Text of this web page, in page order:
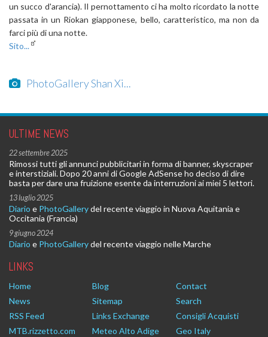
un succo d'arancia). Il pernottamento ci ha molto ricordato la notte
passata in un Riokan giapponese, bello, caratteristico, ma non da
farci più di una notte.
Sito...
PhotoGallery Shan Xi...
ULTIME NEWS
22 settembre 2025
Rimossi tutti gli annunci pubblicitari in forma di banner, skyscraper
e interstiziali. Dopo 20 anni di Google AdSense ho deciso di dire
basta per dare una fruizione esente da interruzioni ai miei 5 lettori.
13 luglio 2025
Diario e PhotoGallerydel recente viaggio in Nuova Aquitania e
Occitania (Francia)
9 giugno 2024
Diario e PhotoGallerydel recente viaggio nelle Marche
LINKS
Home Blog
Contact
News
Sitemap
Search
RSS Feed
Links Exchange
Consigli Acquisti
MTB.rizzetto.com
Meteo Alto Adige Geo Italy